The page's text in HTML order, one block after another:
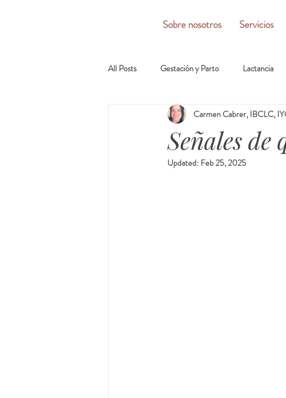
Sobre nosotros Servicios
All Posts Gestación y Parto Lactancia
Señales de
Carmen Cabrer, IBCLC,
Updated: Feb 25, 2025